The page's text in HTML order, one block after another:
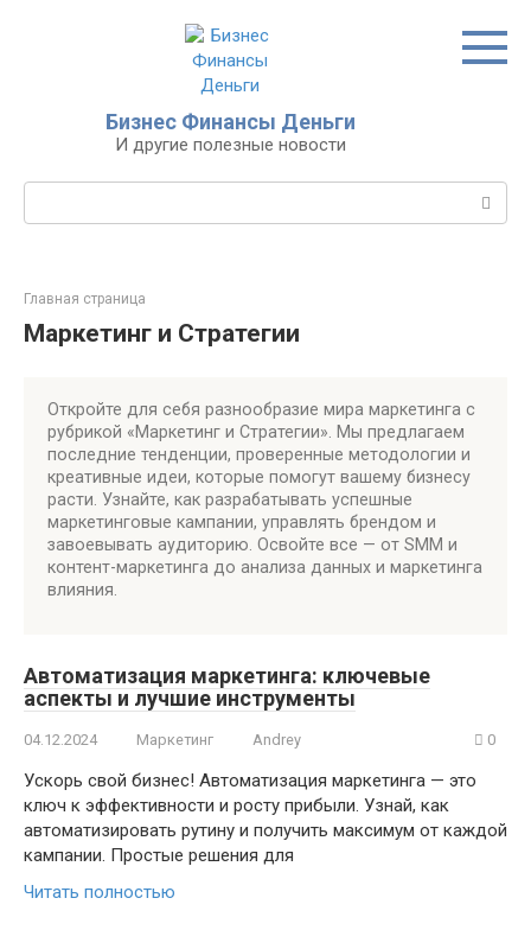
Бизнес Финансы Деньги
И другие полезные новости
Главная страница
Маркетинг и Стратегии
Откройте для себя разнообразие мира маркетинга с
рубрикой «Маркетинг и Стратегии». Мы предлагаем
последние тенденции, проверенные методологии и
креативные идеи, которые помогут вашему бизнесу
расти. Узнайте, как разрабатывать успешные
маркетинговые кампании, управлять брендом и
завоевывать аудиторию. Освойте все — от SMM и
контент-маркетинга до анализа данных и маркетинга
влияния.
Автоматизация маркетинга: ключевые
аспекты и лучшие инструменты
04.12.2024 Маркетинг Andrey 0
Ускорь свой бизнес! Автоматизация маркетинга — это
ключ к эффективности и росту прибыли. Узнай, как
автоматизировать рутину и получить максимум от каждой
кампании. Простые решения для
Читать полностью